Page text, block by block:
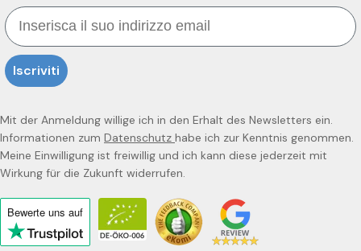
Email
Iscriviti
Mit der Anmeldung willige ich in den Erhalt des Newsletters ein.
Informationen zum Datenschutz habe ich zur Kenntnis genommen.
Meine Einwilligung ist freiwillig und ich kann diese jederzeit mit
Wirkung für die Zukunft widerrufen.
Bewerte uns auf
Click